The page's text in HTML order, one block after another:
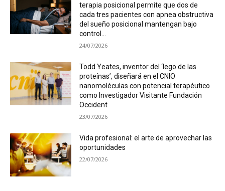
terapia posicional permite que dos de
cada tres pacientes con apnea obstructiva
del sueño posicional mantengan bajo
control...
24/07/2026
Todd Yeates, inventor del ‘lego de las
proteínas’, diseñará en el CNIO
nanomoléculas con potencial terapéutico
como Investigador Visitante Fundación
Occident
23/07/2026
Vida profesional: el arte de aprovechar las
oportunidades
22/07/2026